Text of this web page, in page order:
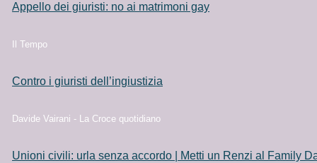
Appello dei giuristi: no ai matrimoni gay
Il Tempo
Contro i giuristi dell’ingiustizia
Davide Vairani - La Croce quotidiano
Unioni civili: urla senza accordo | Metti un Renzi al Family